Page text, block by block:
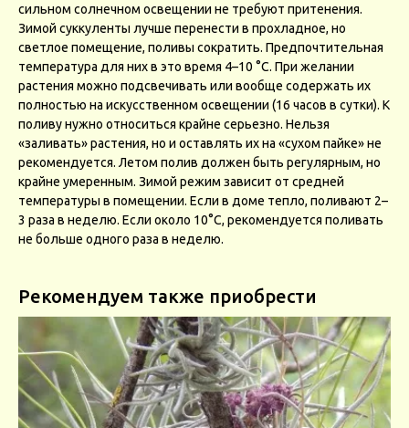
сильном солнечном освещении не требуют притенения.
Зимой суккуленты лучше перенести в прохладное, но
светлое помещение, поливы сократить. Предпочтительная
температура для них в это время 4–10 °C. При желании
растения можно подсвечивать или вообще содержать их
полностью на искусственном освещении (16 часов в сутки). К
поливу нужно относиться крайне серьезно. Нельзя
«заливать» растения, но и оставлять их на «сухом пайке» не
рекомендуется. Летом полив должен быть регулярным, но
крайне умеренным. Зимой режим зависит от средней
температуры в помещении. Если в доме тепло, поливают 2–
3 раза в неделю. Если около 10°C, рекомендуется поливать
не больше одного раза в неделю.
Рекомендуем также приобрести